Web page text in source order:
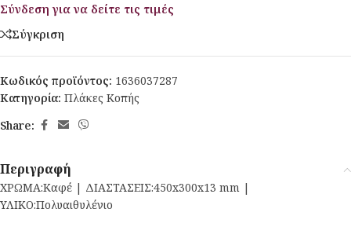
Σύνδεση για να δείτε τις τιμές
Σύγκριση
Κωδικός προϊόντος: 1636037287
Κατηγορία: Πλάκες Κοπής
Share:
Περιγραφή
ΧΡΩΜΑ:Καφέ | ΔΙΑΣΤΑΣΕΙΣ:450x300x13 mm |
ΥΛΙΚΟ:Πολυαιθυλένιο